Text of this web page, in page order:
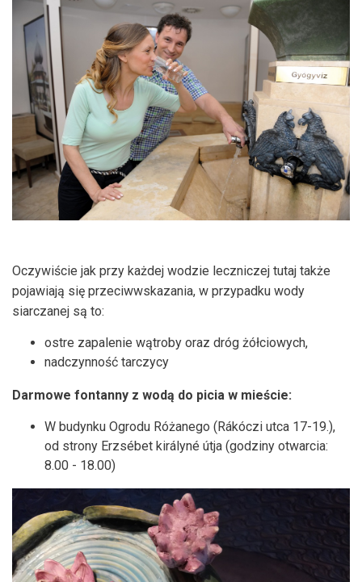
Oczywiście jak przy każdej wodzie leczniczej tutaj także
pojawiają się przeciwwskazania, w przypadku wody
siarczanej są to:
ostre zapalenie wątroby oraz dróg żółciowych,
nadczynność tarczycy
Darmowe fontanny z wodą do picia w mieście:
W budynku Ogrodu Różanego (Rákóczi utca 17-19.),
od strony Erzsébet királyné útja (godziny otwarcia:
8.00 - 18.00)